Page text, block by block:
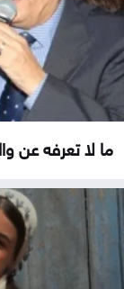
ما لا تعرفه عن